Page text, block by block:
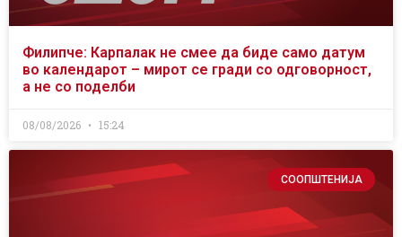
Филипче: Карпалак не смее да биде само датум
во календарот – мирот се гради со одговорност,
а не со поделби
08/08/2026 15:24
СООПШТЕНИЈА